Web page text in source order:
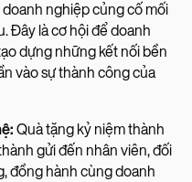
nghiệp củng cố mối
Đây là cơ hội để doanh
dựng những kết nối bền
vào sự thành công của
Quà tặng kỷ niệm thành
gửi đến nhân viên, đối
đồng hành cùng doanh